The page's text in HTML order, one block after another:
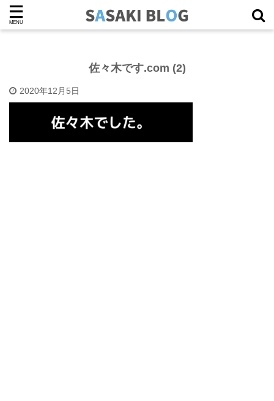
佐々木です.com (2)
2020年12月5日